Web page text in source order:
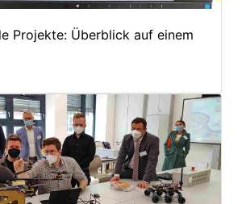
Projekte: Überblick auf einem